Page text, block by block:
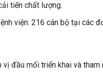
tiến chất lượng.
viện: 216 cán bộ tại các
đầu mối triển khai và